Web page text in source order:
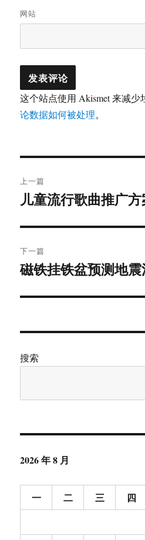
网站
这个站点使用 Akismet 来减少
论数据如何被处理。
章
航
上一篇
上
文
章：
儿童流行歌曲推广
下一篇
下
文
磁铁挂铁盆预测地
搜索
2026 年 8 月
一 二 三 四